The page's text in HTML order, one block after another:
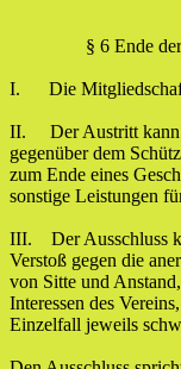
§ 6 Ende der
I. Die Mitgliedschaft
II. Der Austritt kann
gegenüber dem
zum Ende eines
sonstige Leistungen
III. Der Ausschluss
Verstoß gegen die
von Sitte und
Interessen des
Einzelfall jeweils